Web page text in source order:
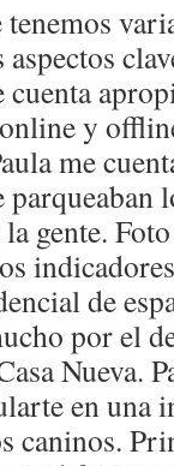
y
me
gente.
de
por el
Nueva.
en una
caninos.